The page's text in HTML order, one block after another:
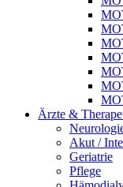
Ärzte &
Akut /
Geriatrie
Pflege